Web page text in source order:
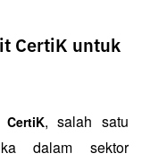
CertiK untuk
CertiK, salah satu
dalam sektor